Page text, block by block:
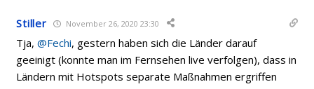
Stiller November 26, 2020 23:30
Tja,@Fechi, gestern haben sich die Länder darauf
geeinigt (konnte man im Fernsehen live verfolgen), dass in
Ländern mit Hotspots separate Maßnahmen ergriffen